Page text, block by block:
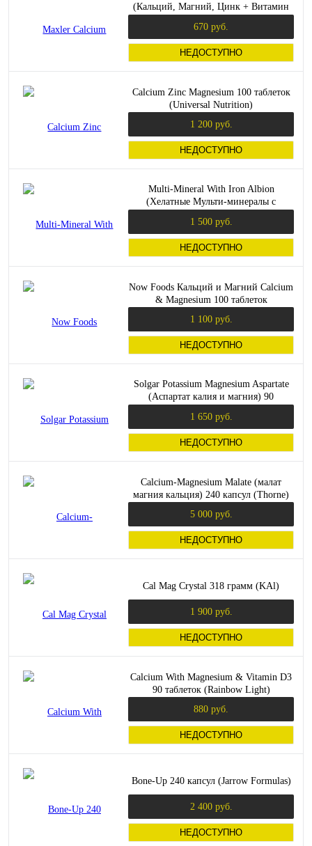
(Кальций, Магний, Цинк + Витамин
670 руб.
НЕДОСТУПНО
Calcium Zinc Magnesium 100 таблеток
(Universal Nutrition)
1 200 руб.
НЕДОСТУПНО
Multi-Mineral With Iron Albion
(Хелатные Мульти-минералы с
1 500 руб.
НЕДОСТУПНО
Now Foods Кальций и Магний Calcium
& Magnesium 100 таблеток
1 100 руб.
НЕДОСТУПНО
Solgar Potassium Magnesium Aspartate
(Аспартат калия и магния) 90
1 650 руб.
НЕДОСТУПНО
Calcium-Magnesium Malate (малат
магния кальция) 240 капсул (Thorne)
5 000 руб.
НЕДОСТУПНО
Cal Mag Crystal 318 грамм (KAl)
1 900 руб.
НЕДОСТУПНО
Calcium With Magnesium & Vitamin D3
90 таблеток (Rainbow Light)
880 руб.
НЕДОСТУПНО
Bone-Up 240 капсул (Jarrow Formulas)
2 400 руб.
НЕДОСТУПНО